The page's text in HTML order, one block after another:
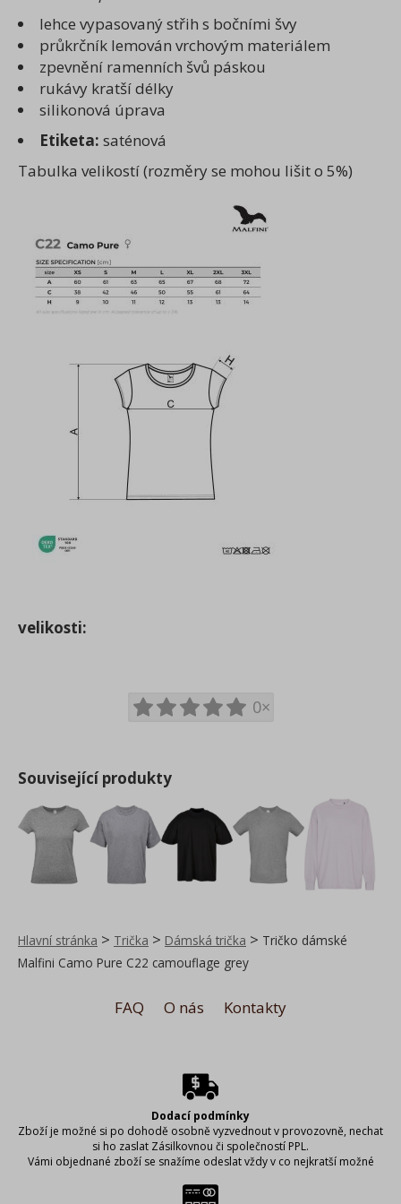
lehce vypasovaný střih s bočními švy
průkrčník lemován vrchovým materiálem
zpevnění ramenních švů páskou
rukávy kratší délky
silikonová úprava
Etiketa: saténová
Tabulka velikostí (rozměry se mohou lišit o 5%)
velikosti:
0×
Související produkty
Hlavní stránka > Trička > Dámská trička > Tričko dámské
Malfini Camo Pure C22 camouflage grey
FAQ O nás Kontakty
Dodací podmínky
Zboží je možné si po dohodě osobně vyzvednout v provozovně, nechat
si ho zaslat Zásilkovnou či společností PPL.
Vámi objednané zboží se snažíme odeslat vždy v co nejkratší možné
abyste při vyplňování dodacích údajů řádně vyplnili požadované